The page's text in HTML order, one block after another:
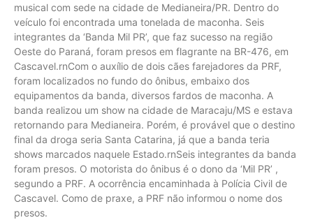
musical com sede na cidade de Medianeira/PR. Dentro do
veículo foi encontrada uma tonelada de maconha. Seis
integrantes da ‘Banda Mil PR’, que faz sucesso na região
Oeste do Paraná, foram presos em flagrante na BR-476, em
Cascavel.rnCom o auxílio de dois cães farejadores da PRF,
foram localizados no fundo do ônibus, embaixo dos
equipamentos da banda, diversos fardos de maconha. A
banda realizou um show na cidade de Maracaju/MS e estava
retornando para Medianeira. Porém, é provável que o destino
final da droga seria Santa Catarina, já que a banda teria
shows marcados naquele Estado.rnSeis integrantes da banda
foram presos. O motorista do ônibus é o dono da ‘Mil PR’ ,
segundo a PRF. A ocorrência encaminhada à Polícia Civil de
Cascavel. Como de praxe, a PRF não informou o nome dos
presos.